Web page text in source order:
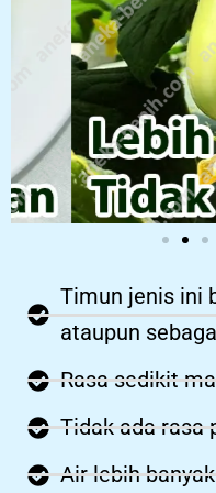
Timun jenis ini
ataupun
Rasa sedikit
Tidak ada rasa
Air lebih banyak